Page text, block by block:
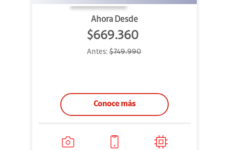
Ahora Desde
$669.360
Antes:$749.990
Conoce más